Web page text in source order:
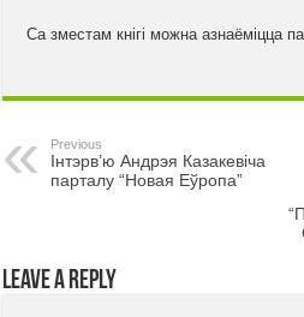
Са зместам кнігі можна азнаёміцца
Previous
Інтэрв’ю Андрэя Казакевіча
парталу “Новая Еўропа”
Leave a Reply